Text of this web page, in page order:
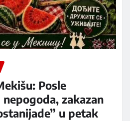
Posle
zakazan
u petak